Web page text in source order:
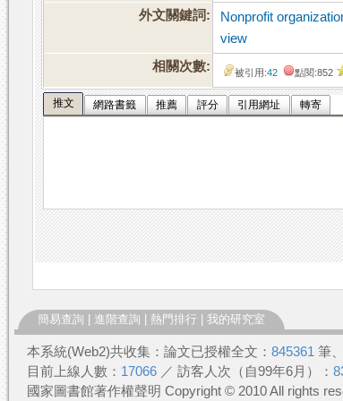
外文關鍵詞: Nonprofit
view
相關次數:
被引用:42 點閱:852
推文 網路書籤 推薦 評分 引用網址 轉寄
簡易查詢 進階查詢 熱門排行 我的研究室
本系統(Web2)共收集：論文已授權全文： 845361 筆
目前上線人數： 17066 ／ 訪客人次（自99年6月）：
國家圖書館著作權聲明 Copyright © 2010 All rights